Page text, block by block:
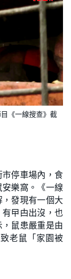
《一線搜查》截
停車場內，食
樂窩。《一線
發現有一個大
曱甴出沒，也
鼠患嚴重是由
老鼠「家園被